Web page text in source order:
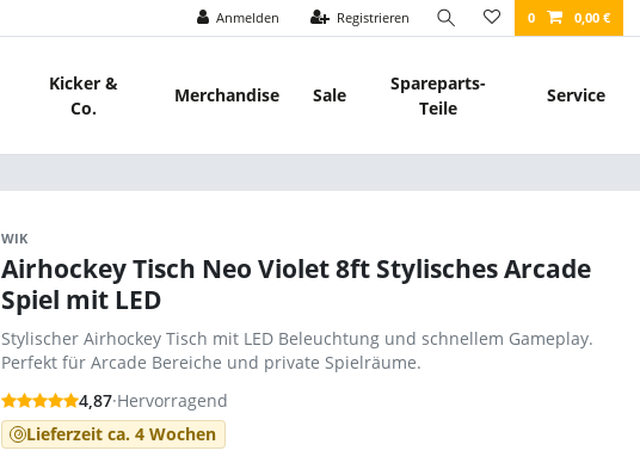
Anmelden Registrieren 0 0,00 €
Kicker &
Co.
Merchandise Sale
Spareparts-
Teile
Service
WIK
Airhockey Tisch Neo Violet 8ft Stylisches Arcade
Spiel mit LED
Stylischer Airhockey Tisch mit LED Beleuchtung und schnellem Gameplay.
Perfekt für Arcade Bereiche und private Spielräume.
4,87·Hervorragend
Lieferzeit ca. 4 Wochen